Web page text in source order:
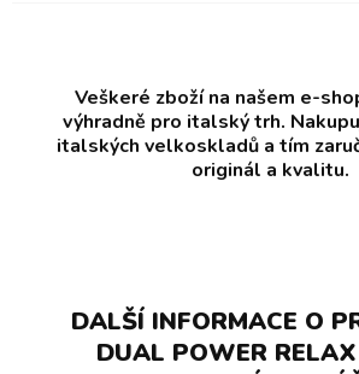
Veškeré zboží na našem e-
výhradně pro italský trh.
italských velkoskladů a tím
originál a kvalitu.
DALŠÍ INFORMACE O
DUAL POWER